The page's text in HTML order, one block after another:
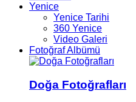
Yenice
Yenice Tarihi
360 Yenice
Video Galeri
Fotoğraf Albümü
Doğa Fotoğrafları